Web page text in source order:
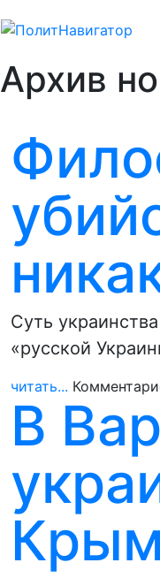
Архив
Суть
«русской
читать...
В